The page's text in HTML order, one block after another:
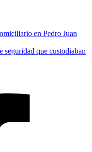
en Pedro Juan
seguridad que custodiaban